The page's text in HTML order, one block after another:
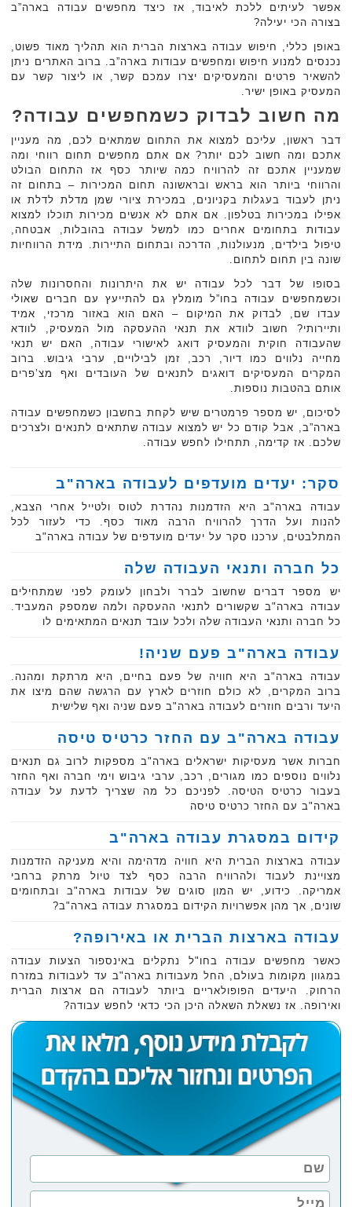
אפשר לעיתים ללכת לאיבוד, אז כיצד מחפשים עבודה בארה”ב
בצורה הכי יעילה?
באופן כללי, חיפוש עבודה בארצות הברית הוא תהליך מאוד פשוט,
נכנסים למנוע חיפוש ומחפשים עבודות בארה”ב. ברוב האתרים ניתן
להשאיר פרטים והמעסיקים יצרו עמכם קשר, או ליצור קשר עם
המעסיק באופן ישיר.
מה חשוב לבדוק כשמחפשים עבודה?
דבר ראשון, עליכם למצוא את התחום שמתאים לכם, מה מעניין
אתכם ומה חשוב לכם יותר? אם אתם מחפשים תחום רווחי ומה
שמעניין אתכם זה להרוויח כמה שיותר כסף אז התחום הבולט
והרווחי ביותר הוא בראש ובראשונה תחום המכירות – בתחום זה
ניתן לעבוד בעגלות בקניונים, במכירת ציורי שמן מדלת לדלת או
אפילו במכירות בטלפון. אם אתם לא אנשים מכירות תוכלו למצוא
עבודות בתחומים אחרים כמו למשל עבודה בהובלות, אבטחה,
טיפול בילדים, מנעולנות, הדרכה ובתחום התיירות. מידת הרווחיות
שונה בין תחום לתחום.
בסופו של דבר לכל עבודה יש את היתרונות והחסרונות שלה
וכשמחפשים עבודה בחו”ל מומלץ גם להתייעץ עם חברים שאולי
עבדו שם, לבדוק את המיקום – האם הוא באזור מרכזי, אמיד
ותיירותי? חשוב לוודא את תנאי ההעסקה מול המעסיק, לוודא
שהעבודה חוקית והמעסיק דואג לאישורי עבודה, האם יש תנאי
מחייה נלווים כמו דיור, רכב, זמן לבילויים, ערבי גיבוש. ברוב
המקרים המעסיקים דואגים לתנאים של העובדים ואף מצ’פרים
אותם בהטבות נוספות.
לסיכום, יש מספר פרמטרים שיש לקחת בחשבון כשמחפשים עבודה
בארה”ב, אבל קודם כל יש למצוא עבודה שתתאים לתנאים ולצרכים
שלכם. אז קדימה, תתחילו לחפש עבודה.
סקר: יעדים מועדפים לעבודה בארה"ב
עבודה בארה"ב היא הזדמנות נהדרת לטוס ולטייל אחרי הצבא,
להנות ועל הדרך להרוויח הרבה מאוד כסף. כדי לעזור לכל
המתלבטים, ערכנו סקר על יעדים מועדפים של עבודה בארה"ב
כל חברה ותנאי העבודה שלה
יש מספר דברים שחשוב לברר ולבחון לעומק לפני שמתחילים
עבודה בארה"ב שקשורים לתנאי ההעסקה ולמה שמספק המעביד.
כל חברה ותנאי העבודה שלה ולכל עובד תנאים המתאימים לו
עבודה בארה"ב פעם שניה!
עבודה בארה"ב היא חוויה של פעם בחיים, היא מרתקת ומהנה.
ברוב המקרים, לא כולם חוזרים לארץ עם הרגשה שהם מיצו את
היעד ורבים חוזרים לעבודה בארה"ב פעם שניה ואף שלישית
עבודה בארה"ב עם החזר כרטיס טיסה
חברות אשר מעסיקות ישראלים בארה"ב מספקות לרוב גם תנאים
נלווים נוספים כמו מגורים, רכב, ערבי גיבוש וימי חברה ואף החזר
בעבור כרטיס הטיסה. לפניכם כל מה שצריך לדעת על עבודה
בארה"ב עם החזר כרטיס טיסה
קידום במסגרת עבודה בארה"ב
עבודה בארצות הברית היא חוויה מדהימה והיא מעניקה הזדמנות
מצויינת לעבוד ולהרוויח הרבה כסף לצד טיול מרתק ברחבי
אמריקה. כידוע, יש המון סוגים של עבודות בארה"ב ובתחומים
שונים, אך מהן אפשרויות הקידום במסגרת עבודה בארה"ב?
עבודה בארצות הברית או באירופה?
כאשר מחפשים עבודה בחו"ל נתקלים באינספור הצעות עבודה
במגוון מקומות בעולם, החל מעבודות בארה"ב עד לעבודות במזרח
הרחוק. היעדים הפופולאריים ביותר לעבודה הם ארצות הברית
ואירופה. אז נשאלת השאלה היכן הכי כדאי לחפש עבודה?